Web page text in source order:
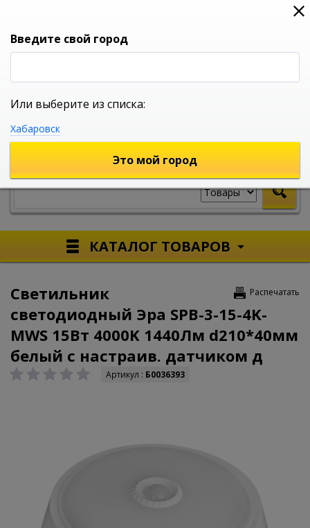
0
УНИВЕРСАЛЬНЫЙ ИНТЕРНЕТ МАГАЗИН
КАТАЛОГ ТОВАРОВ
Распечатать
Светильник
светодиодный Эра SPB-3-15-4K-
MWS 15Вт 4000K 1440Лм d210*40мм
белый с настраив. датчиком д
Артикул : Б0036393
Введите свой город
Или выберите из списка:
Хабаровск
Это мой город